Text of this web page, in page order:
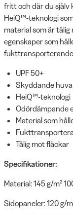
fritt och där du själv
HeiQ™-teknologi
material som är
egenskaper som
UPF 50+
Skyddande huva
HeiQ™-teknologi
Odördämpande
Material som
Tålig mot fläckar
Specifikationer:
Material: 145 g/m²
Sidopaneler: 120 g/